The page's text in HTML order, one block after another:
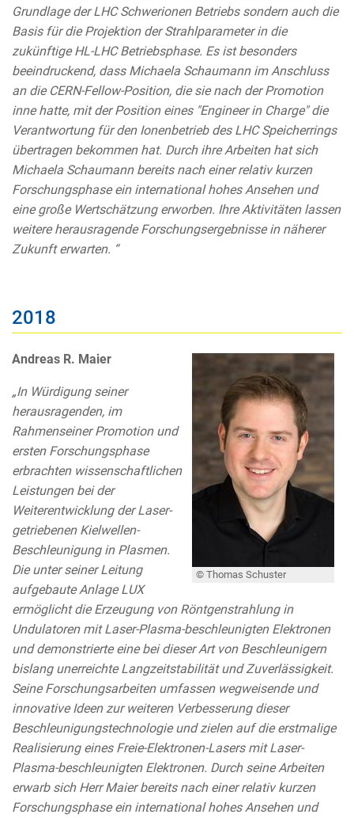
Grundlage der LHC Schwerionen Betriebs sondern auch die
Basis für die Projektion der Strahlparameter in die
zukünftige HL-LHC Betriebsphase. Es ist besonders
beeindruckend, dass Michaela Schaumann im Anschluss
an die CERN-Fellow-Position, die sie nach der Promotion
inne hatte, mit der Position eines "Engineer in Charge" die
Verantwortung für den Ionenbetrieb des LHC Speicherrings
übertragen bekommen hat. Durch ihre Arbeiten hat sich
Michaela Schaumann bereits nach einer relativ kurzen
Forschungsphase ein international hohes Ansehen und
eine große Wertschätzung erworben. Ihre Aktivitäten lassen
weitere herausragende Forschungsergebnisse in näherer
Zukunft erwarten. “
2018
© Thomas Schuster
Andreas R. Maier
„In Würdigung seiner
herausragenden, im
Rahmenseiner Promotion und
ersten Forschungsphase
erbrachten wissenschaftlichen
Leistungen bei der
Weiterentwicklung der Laser-
getriebenen Kielwellen-
Beschleunigung in Plasmen.
Die unter seiner Leitung
aufgebaute Anlage LUX
ermöglicht die Erzeugung von Röntgenstrahlung in
Undulatoren mit Laser-Plasma-beschleunigten Elektronen
und demonstrierte eine bei dieser Art von Beschleunigern
bislang unerreichte Langzeitstabilität und Zuverlässigkeit.
Seine Forschungsarbeiten umfassen wegweisende und
innovative Ideen zur weiteren Verbesserung dieser
Beschleunigungstechnologie und zielen auf die erstmalige
Realisierung eines Freie-Elektronen-Lasers mit Laser-
Plasma-beschleunigten Elektronen. Durch seine Arbeiten
erwarb sich Herr Maier bereits nach einer relativ kurzen
Forschungsphase ein international hohes Ansehen und